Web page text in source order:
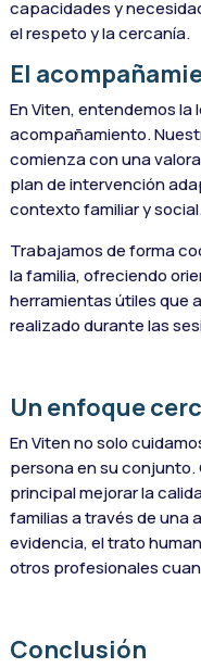
capacidades y
el respeto y la cercanía.
El
En Viten, entendemos
acompañamiento.
comienza con una
plan de intervención
contexto familiar y
Trabajamos de forma
la familia, ofreciendo
herramientas útiles que
realizado durante las
Un enfoque
En Viten no solo
persona en su
principal mejorar la
familias a través de una
evidencia, el trato
otros profesionales
Conclusión